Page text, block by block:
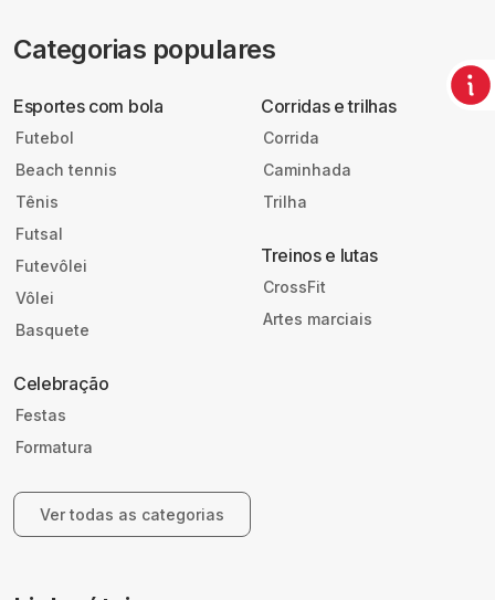
Categorias populares
Esportes com bola
Futebol
Beach tennis
Tênis
Futsal
Futevôlei
Vôlei
Basquete
Corridas e trilhas
Corrida
Caminhada
Trilha
Treinos e lutas
CrossFit
Artes marciais
Celebração
Festas
Formatura
Ver todas as categorias